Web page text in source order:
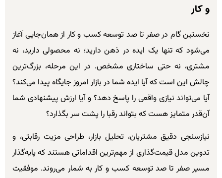
و کار
نخستین گام در صفر تا صد توسعه کسب و کار از همان‌جایی آغاز
می‌شود که تنها یک ایده در ذهن دارید؛ نه محصولی دارید، نه
مشتری، نه حتی ساختاری مشخص. در این مرحله، بزرگ‌ترین
چالش این است که آیا ایده شما در بازار امروز جایگاه پیدا می‌کند؟
آیا می‌تواند نیازی واقعی را پاسخ دهد؟ و آیا ارزش پیشنهادی شما
آن‌قدر متمایز هست که بتواند رقبا را پشت سر بگذارد؟
نیازسنجی دقیق مشتریان، تحلیل بازار، طراحی مزیت رقابتی، و
تدوین مدل قیمت‌گذاری از مهم‌ترین اقداماتی هستند که پایه‌گذار
مسیر صفر تا صد توسعه کسب و کار به شمار می‌روند. موفقیت